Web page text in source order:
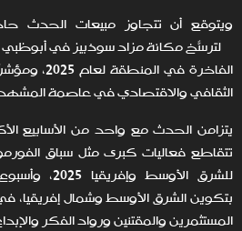
ويتوقع أن تتجاوز مبيعات الحدث
لترسّخ مكانة مزاد سوذبيز في
الفاخرة في
الثقافي والاقتصادي في عاصمة
يتزامن الحدث مع واحد من الأسابيع
للشرق الأوسط
بتكوين الشرق الأوسط وشمال
المستثمرين والمقتنين ورواد الفكر